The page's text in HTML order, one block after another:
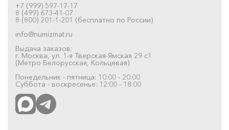
+7 (999) 597-17-17
8 (499) 673-41-07
8 (800) 201-1-201 (бесплатно по России)
info@numizmat.ru
Выдача заказов:
г. Москва, ул. 1-я Тверская-Ямская 29 с1
(Метро Белорусская, Кольцевая)
Понедельник - пятница: 10:00 - 20:00
Суббота - воскресенье: 12:00 - 18:00